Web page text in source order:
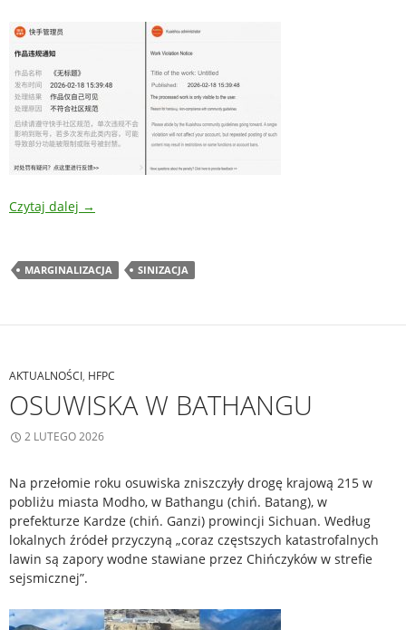
Czytaj dalej →
MARGINALIZACJA SINIZACJA
AKTUALNOŚCI, HFPC
OSUWISKA W BATHANGU
2 LUTEGO 2026
Na przełomie roku osuwiska zniszczyły drogę krajową 215 w
pobliżu miasta Modho, w Bathangu (chiń. Batang), w
prefekturze Kardze (chiń. Ganzi) prowincji Sichuan. Według
lokalnych źródeł przyczyną „coraz częstszych katastrofalnych
lawin są zapory wodne stawiane przez Chińczyków w strefie
sejsmicznej”.